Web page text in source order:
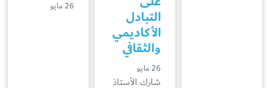
التبادل
الأكاديمي
والثقافي
26 مايو
شارك الأستاذ
26 مايو